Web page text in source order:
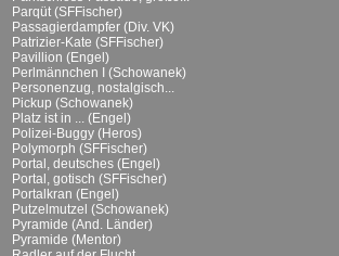
Parqüt (SFFischer)
Passagierdampfer (Div. VK)
Patrizier-Kate (SFFischer)
Pavillion (Engel)
Perlmännchen I (Schowanek)
Personenzug, nostalgisch...
Pickup (Schowanek)
Platz ist in ... (Engel)
Polizei-Buggy (Heros)
Polymorph (SFFischer)
Portal, deutsches (Engel)
Portal, gotisch (SFFischer)
Portalkran (Engel)
Putzelmutzel (Schowanek)
Pyramide (And. Länder)
Pyramide (Mentor)